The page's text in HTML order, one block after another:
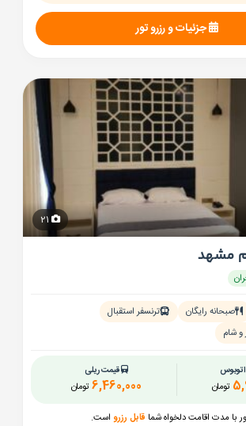
جزئیات و رزرو تور
مشهد
صبحانه رایگان
ترنسفر استقبال
و شام
تومان
قیمت ریلی
تومان 6,460,000
با مدت اقامت دلخواه شما قابل رزرو است.